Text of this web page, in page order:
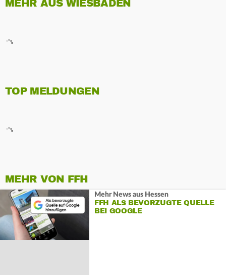
MEHR AUS WIESBADEN
TOP MELDUNGEN
MEHR VON FFH
Mehr News aus Hessen
FFH ALS BEVORZUGTE QUELLE
BEI GOOGLE